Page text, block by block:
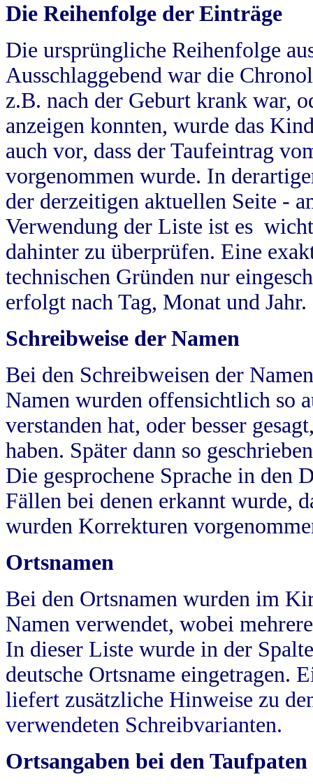
Die Reihenfolge der Einträge
Die ursprüngliche Reihenfolge
Ausschlaggebend war die
z.B. nach der Geburt krank war,
anzeigen konnten, wurde das
auch vor, dass der Taufeintrag
vorgenommen wurde. In
der derzeitigen aktuellen Seite -
Verwendung der Liste ist es
dahinter zu überprüfen. Eine
technischen Gründen nur
erfolgt nach Tag, Monat und Jahr.
Schreibweise der Namen
Bei den Schreibweisen der
Namen wurden offensichtlich so
verstanden hat, oder besser
haben. Später dann so
Die gesprochene Sprache in
Fällen bei denen erkannt wurde,
wurden Korrekturen
Ortsnamen
Bei den Ortsnamen wurden im
Namen verwendet, wobei
In dieser Liste wurde in der
deutsche Ortsname eingetragen.
liefert zusätzliche Hinweise zu
verwendeten Schreibvarianten.
Ortsangaben bei den Taufpaten